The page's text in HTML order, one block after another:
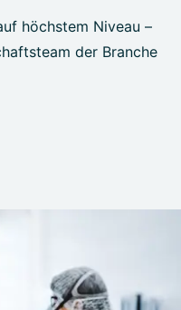
höchstem Niveau –
der Branche